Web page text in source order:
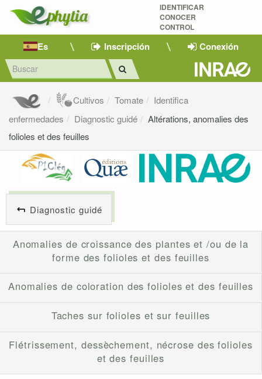
IDENTIFICAR
CONOCER
CONTROL
Es Inscripción Conexión
Cultivos Tomate
Identifica
enfermedades
Diagnostic guidé
Altérations, anomalies des
folioles et des feuilles
Diagnostic guidé
Anomalies de croissance des plantes et /ou de la
forme des folioles et des feuilles
Anomalies de coloration des folioles et des feuilles
Taches sur folioles et sur feuilles
Flétrissement, dessèchement, nécrose des folioles
et des feuilles